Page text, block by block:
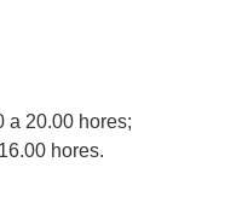
a 20.00 hores;
hores.